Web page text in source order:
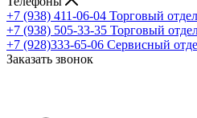
+7 (938) 411-06-04 Торговый отдел
+7 (938) 505-33-35 Торговый
+7 (928)333-65-06 Сервисный
Заказать звонок